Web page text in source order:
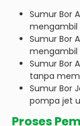
Sumur Bor
mengambil
Sumur Bor
mengambil
Sumur Bor
tanpa
Sumur Bor
pompa jet
Proses